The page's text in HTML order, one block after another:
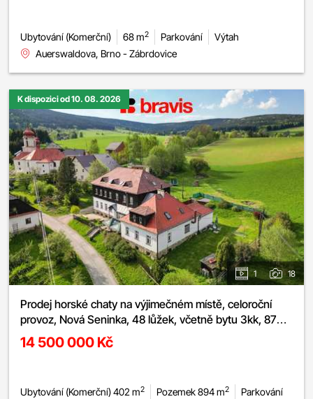
Ubytování (Komerční) 68 m2 Parkování
Výtah
Auerswaldova, Brno - Zábrdovice
K dispozici od 10. 08. 2026
1 18
Prodej horské chaty na výjimečném místě, celoroční
provoz, Nová Seninka, 48 lůžek, včetně bytu 3kk, 87
m
, krásný pozemek
14 500 000 Kč
Ubytování (Komerční) 402 m2 Pozemek 894 m2
Parkování